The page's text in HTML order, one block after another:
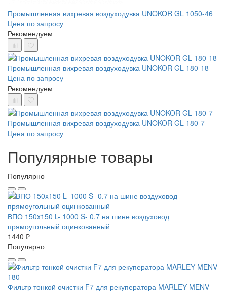
Промышленная вихревая воздуходувка UNOKOR GL 1050-46
Цена по запросу
Рекомендуем
Промышленная вихревая воздуходувка UNOKOR GL 180-18
Цена по запросу
Рекомендуем
Промышленная вихревая воздуходувка UNOKOR GL 180-7
Цена по запросу
Популярные товары
Популярно
ВПО 150x150 L- 1000 S- 0.7 на шине воздуховод
прямоугольный оцинкованный
1440 ₽
Популярно
Фильтр тонкой очистки F7 для рекуператора MARLEY MENV-